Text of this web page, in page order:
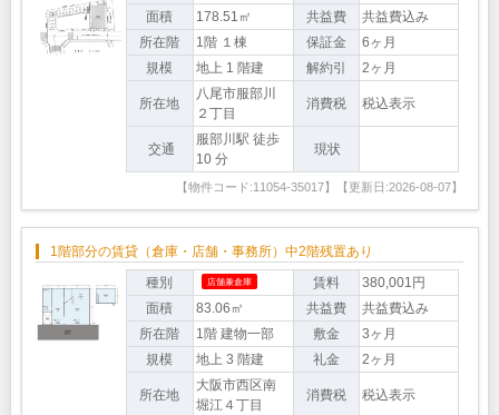
面積
178.51㎡ 共益費
共益費込み
所在階
1階 １棟 保証金
6ヶ月
規模
地上 1 階建 解約引 2ヶ月
所在地
八尾市服部川
２丁目
消費税 税込表示
交通
服部川駅 徒歩
10 分
現状
【物件コード:11054-35017】【更新日:2026-08-07】
1階部分の賃貸（倉庫・店舗・事務所）中2階残置あり
種別
店舗兼倉庫 賃料
380,001円
面積
83.06㎡ 共益費
共益費込み
所在階
1階 建物一部 敷金
3ヶ月
規模
地上 3 階建 礼金 2ヶ月
所在地
大阪市西区南
堀江４丁目
消費税 税込表示